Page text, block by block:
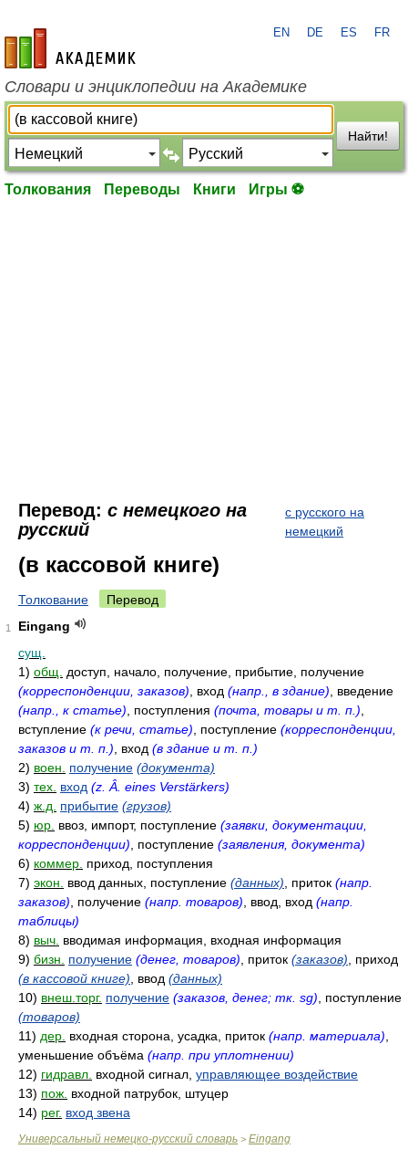
academic.ru
EN DE ES FR
Словари и энциклопедии на Академике
Найти!
Толкования Переводы Книги Игры ⚽
Перевод: с немецкого на
русский
с русского на
немецкий
(в кассовой книге)
Толкование Перевод
1
Eingang
сущ.
1) общ.
доступ, начало, получение, прибытие, получение
(корреспонденции, заказов) , вход (напр., в здание) , введение
(напр., к статье) , поступления (почта, товары и т. п.)
вступление (к речи, статье) , поступление (корреспонденции,
заказов и т. п.) , вход (в здание и т. п.)
2) воен. получение (документа)
3) тех. вход (z. Â. eines Verstärkers)
4) ж.д. прибытие (грузов)
5) юр. ввоз, импорт, поступление (заявки, документации,
корреспонденции) , поступление (заявления, документа)
6) коммер. приход, поступления
7) экон. ввод данных, поступление (данных) , приток (напр.
заказов) , получение (напр. товаров) , ввод, вход (напр.
таблицы)
8) выч. вводимая информация, входная информация
9) бизн. получение (денег, товаров) , приток (заказов) , приход
(в кассовой книге) , ввод (данных)
10) внеш.торг. получение (заказов, денег; тк. sg) , поступление
(товаров)
11) дер. входная сторона, усадка, приток (напр. материала)
уменьшение объёма (напр. при уплотнении)
12) гидравл. входной сигнал, управляющее воздействие
13) пож. входной патрубок, штуцер
14) рег. вход звена
Универсальный немецко-русский словарь > Eingang